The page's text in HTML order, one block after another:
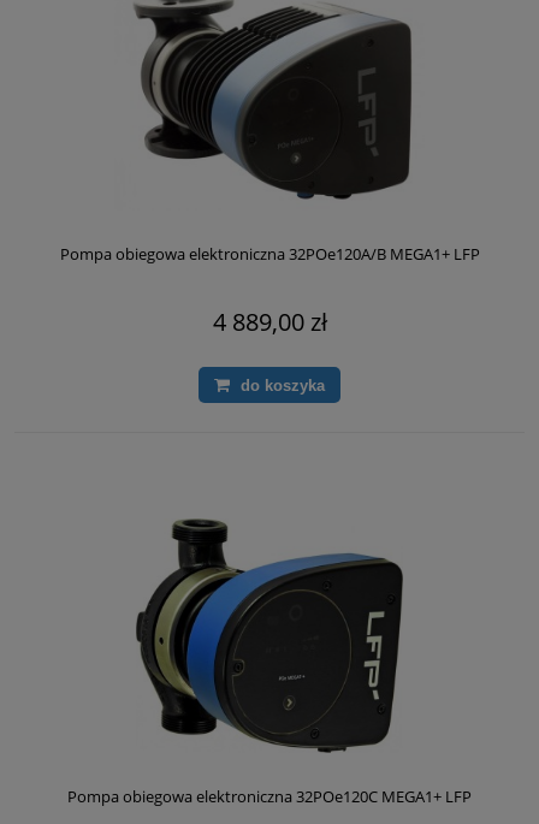
Pompa obiegowa elektroniczna 32POe120A/B MEGA1+ LFP
4 889,00 zł
do koszyka
Pompa obiegowa elektroniczna 32POe120C MEGA1+ LFP